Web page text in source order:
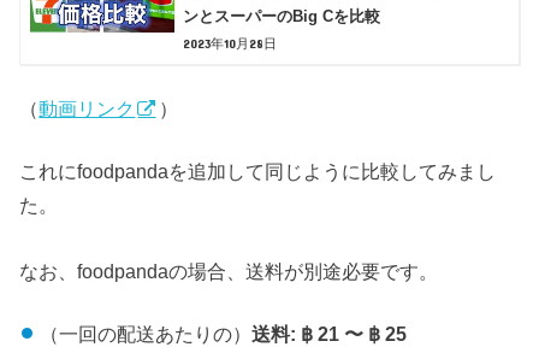
ンとスーパーのBig Cを比較
2023年10月28日
（動画リンク ）
これにfoodpandaを追加して同じように比較してみまし
た。
なお、foodpandaの場合、送料が別途必要です。
（一回の配送あたりの） 送料: ฿ 21 〜 ฿ 25